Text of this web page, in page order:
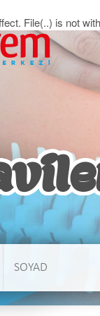
File(..) is not